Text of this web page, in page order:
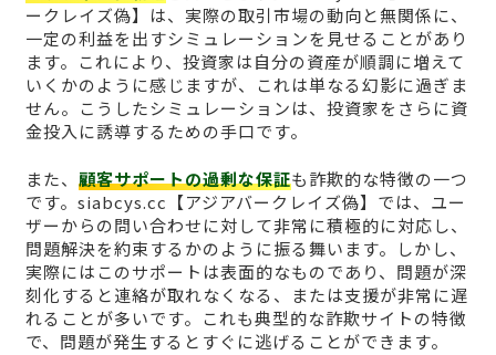
ークレイズ偽】は、実際の取引市場の動向と無関係に、
一定の利益を出すシミュレーションを見せることがあり
ます。これにより、投資家は自分の資産が順調に増えて
いくかのように感じますが、これは単なる幻影に過ぎま
せん。こうしたシミュレーションは、投資家をさらに資
金投入に誘導するための手口です。
また、 顧客サポートの過剰な保証も詐欺的な特徴の一つ
です。siabcys.cc【アジアバークレイズ偽】では、ユー
ザーからの問い合わせに対して非常に積極的に対応し、
問題解決を約束するかのように振る舞います。しかし、
実際にはこのサポートは表面的なものであり、問題が深
刻化すると連絡が取れなくなる、または支援が非常に遅
れることが多いです。これも典型的な詐欺サイトの特徴
で、問題が発生するとすぐに逃げることができます。